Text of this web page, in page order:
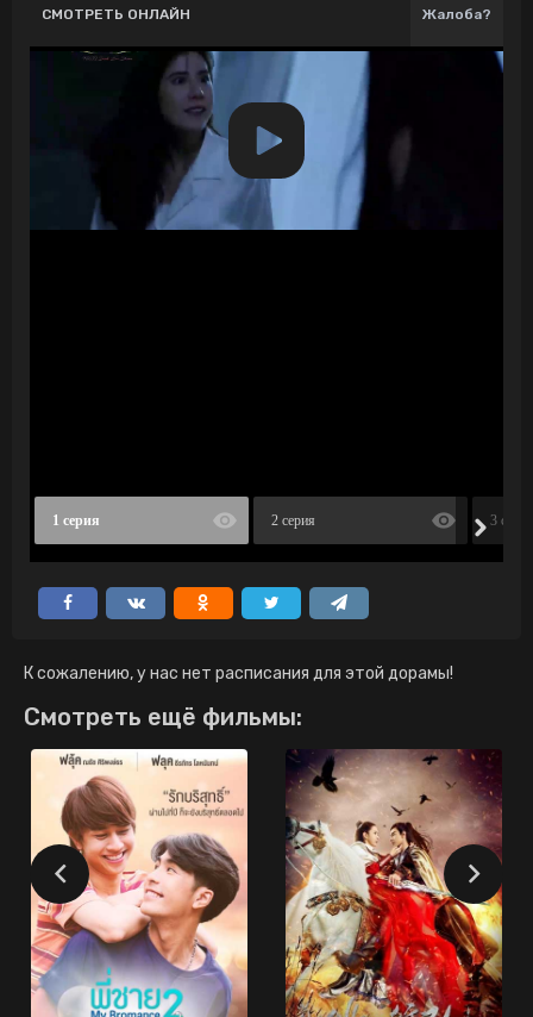
СМОТРЕТЬ ОНЛАЙН Жалоба?
1 серия 2 серия 3 серия
К сожалению, у нас нет расписания для этой дорамы!
Смотреть ещё фильмы: